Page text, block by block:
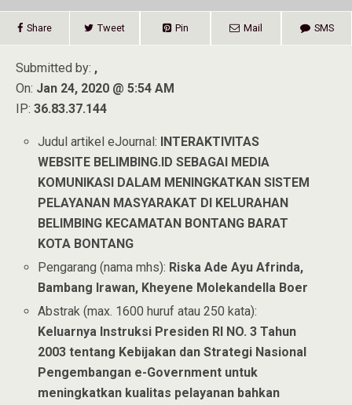
Share Tweet Pin Mail SMS
Submitted by: ,
On: Jan 24, 2020 @ 5:54 AM
IP: 36.83.37.144
Judul artikel eJournal: INTERAKTIVITAS
WEBSITE BELIMBING.ID SEBAGAI MEDIA
KOMUNIKASI DALAM MENINGKATKAN SISTEM
PELAYANAN MASYARAKAT DI KELURAHAN
BELIMBING KECAMATAN BONTANG BARAT
KOTA BONTANG
Pengarang (nama mhs): Riska Ade Ayu Afrinda,
Bambang Irawan, Kheyene Molekandella Boer
Abstrak (max. 1600 huruf atau 250 kata):
Keluarnya Instruksi Presiden RI NO. 3 Tahun
2003 tentang Kebijakan dan Strategi Nasional
Pengembangan e-Government untuk
meningkatkan kualitas pelayanan bahkan